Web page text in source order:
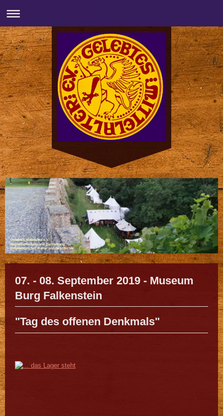
Gelebtes Mittelalter e.V.
Nachempfindung und Darstellung
mittelalterlicher Kultur und Geschichte
07. - 08. September 2019 - Museum
Burg Falkenstein
"Tag des offenen Denkmals"